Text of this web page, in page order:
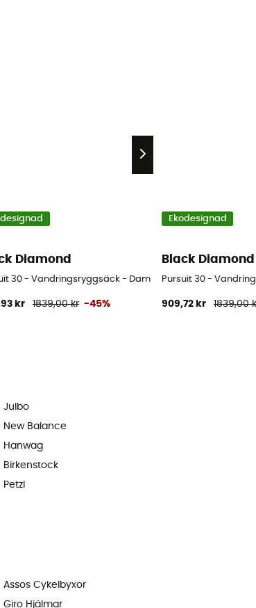
Diamond
30 - Vandringsryggsäck - Dam
kr 1839,00 kr -45%
Ekodesignad
Black Diamond
Pursuit 30 -
909,72 kr 1839,00
Julbo
New Balance
Hanwag
Birkenstock
Petzl
Assos Cykelbyxor
Giro Hjälmar